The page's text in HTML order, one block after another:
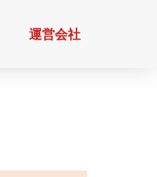
運営会社